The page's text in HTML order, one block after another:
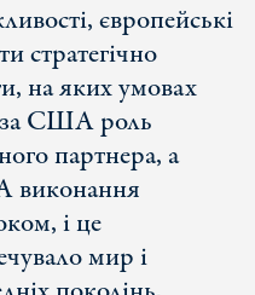
європейські
стратегічно
на яких умовах
США роль
партнера, а
виконання
і це
мир і